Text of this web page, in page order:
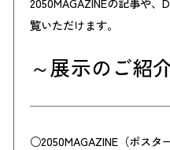
アクションリスト
覧いただけます。
～展示のご紹
○2050MAGAZINE（ポスター